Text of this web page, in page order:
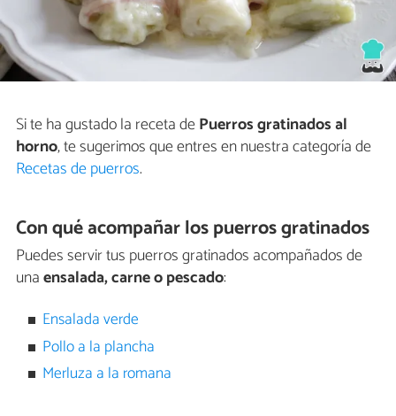
Si te ha gustado la receta dePuerros gratinados al
horno, te sugerimos que entres en nuestra categoría de
Recetas de puerros.
Con qué acompañar los puerros gratinados
Puedes servir tus puerros gratinados acompañados de
unaensalada, carne o pescado:
Ensalada verde
Pollo a la plancha
Merluza a la romana